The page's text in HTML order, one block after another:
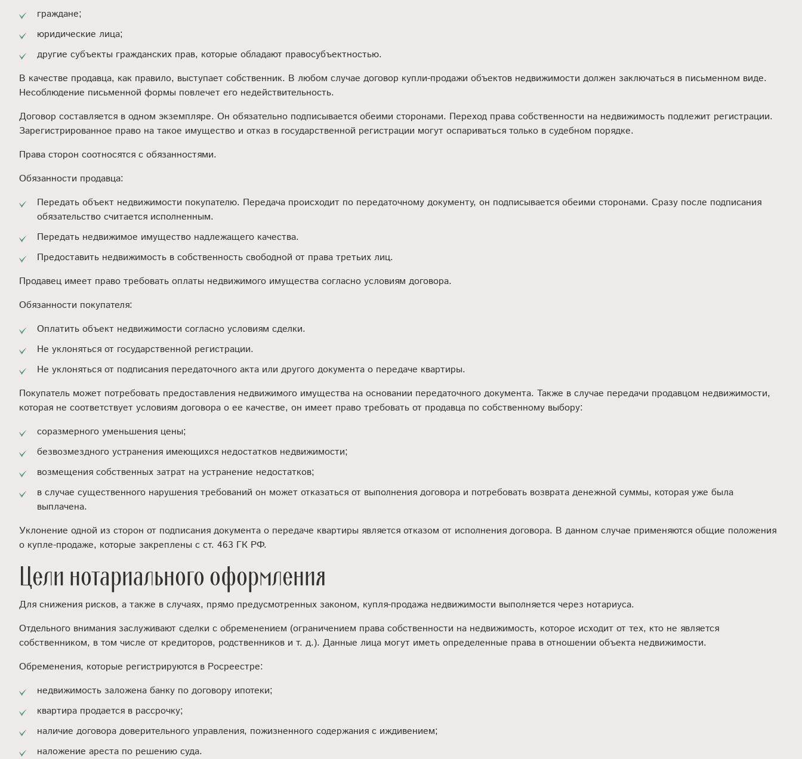
граждане;
юридические лица;
другие субъекты гражданских прав, которые обладают правосубъектностью.
В качестве продавца, как правило, выступает собственник. В любом случае договор купли-продажи объектов недвижимости должен заключаться в письменном виде.
Несоблюдение письменной формы повлечет его недействительность.
Договор составляется в одном экземпляре. Он обязательно подписывается обеими сторонами. Переход права собственности на недвижимость подлежит регистрации.
Зарегистрированное право на такое имущество и отказ в государственной регистрации могут оспариваться только в судебном порядке.
Права сторон соотносятся с обязанностями.
Обязанности продавца:
Передать объект недвижимости покупателю. Передача происходит по передаточному документу, он подписывается обеими сторонами. Сразу после подписания
обязательство считается исполненным.
Передать недвижимое имущество надлежащего качества.
Предоставить недвижимость в собственность свободной от права третьих лиц.
Продавец имеет право требовать оплаты недвижимого имущества согласно условиям договора.
Обязанности покупателя:
Оплатить объект недвижимости согласно условиям сделки.
Не уклоняться от государственной регистрации.
Не уклоняться от подписания передаточного акта или другого документа о передаче квартиры.
Покупатель может потребовать предоставления недвижимого имущества на основании передаточного документа. Также в случае передачи продавцом недвижимости,
которая не соответствует условиям договора о ее качестве, он имеет право требовать от продавца по собственному выбору:
соразмерного уменьшения цены;
безвозмездного устранения имеющихся недостатков недвижимости;
возмещения собственных затрат на устранение недостатков;
в случае существенного нарушения требований он может отказаться от выполнения договора и потребовать возврата денежной суммы, которая уже была
выплачена.
Уклонение одной из сторон от подписания документа о передаче квартиры является отказом от исполнения договора. В данном случае применяются общие положения
о купле-продаже, которые закреплены с ст. 463 ГК РФ.
Цели нотариального оформления
Для снижения рисков, а также в случаях, прямо предусмотренных законом, купля-продажа недвижимости выполняется через нотариуса.
Отдельного внимания заслуживают сделки с обременением (ограничением права собственности на недвижимость, которое исходит от тех, кто не является
собственником, в том числе от кредиторов, родственников и т. д.). Данные лица могут иметь определенные права в отношении объекта недвижимости.
Обременения, которые регистрируются в Росреестре:
недвижимость заложена банку по договору ипотеки;
квартира продается в рассрочку;
наличие договора доверительного управления, пожизненного содержания с иждивением;
наложение ареста по решению суда.